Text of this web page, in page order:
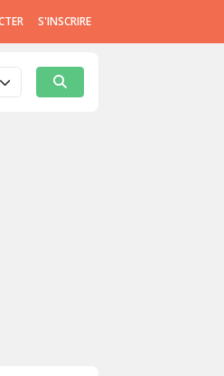
S'INSCRIRE